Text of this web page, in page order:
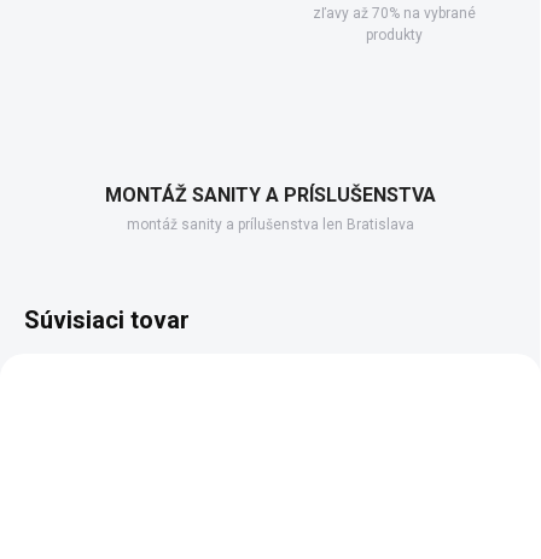
zľavy až 70% na vybrané
produkty
MONTÁŽ SANITY A PRÍSLUŠENSTVA
montáž sanity a prílušenstva len Bratislava
Súvisiaci tovar